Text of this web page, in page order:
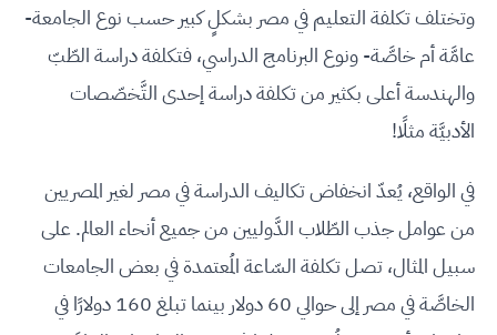
وتختلف تكلفة التعليم في مصر بشكلٍ كبير حسب نوع الجامعة-
عامَّة أم خاصَّة- ونوع البرنامج الدراسي، فتكلفة دراسة الطّبّ
والهندسة أعلى بكثير من تكلفة دراسة إحدى التَّخصّصات
الأدبيَّة مثلًا!
في الواقع، يُعدّ انخفاض تكاليف الدراسة في مصر لغير المصريين
من عوامل جذب الطّلاب الدَّوليين من جميع أنحاء العالم. على
سبيل المثال، تصل تكلفة السّاعة المُعتمدة في بعض الجامعات
الخاصَّة في مصر إلى حوالي 60 دولار بينما تبلغ 160 دولارًا في